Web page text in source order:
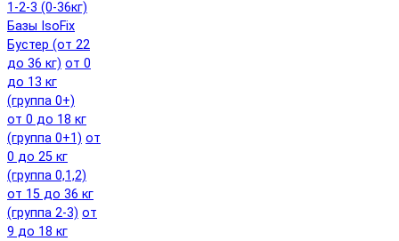
1-2-3 (0-36кг)
Базы IsoFix
Бустер (от 22
до 36 кг) от 0
до 13 кг
(группа 0+)
от 0 до 18 кг
(группа 0+1) от
0 до 25 кг
(группа 0,1,2)
от 15 до 36 кг
(группа 2-3) от
9 до 18 кг